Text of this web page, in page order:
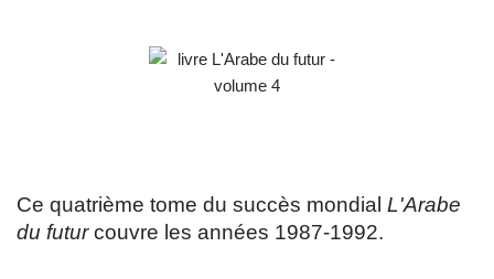
Ce quatrième tome du succès mondial L'Arabe
du futurcouvre les années 1987-1992.